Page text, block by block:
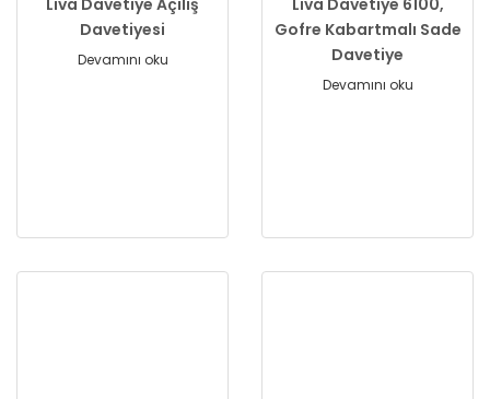
Liva Davetiye Açılış
Davetiyesi
Devamını oku
Liva Davetiye 6100,
Gofre Kabartmalı Sade
Davetiye
Devamını oku